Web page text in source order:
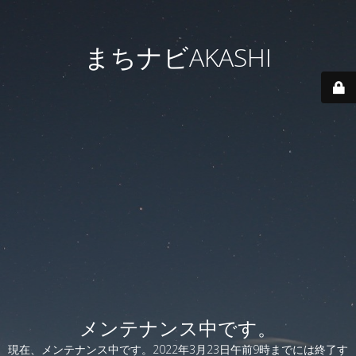
まちナビAKASHI
メンテナンス中です。
現在、メンテナンス中です。2022年3月23日午前9時までには終了す